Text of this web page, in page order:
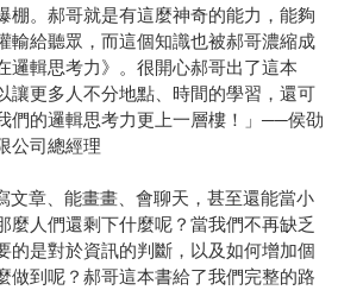
棚。郝哥就是有這麼神奇的能力，能夠
輸給聽眾，而這個知識也被郝哥濃縮成
邏輯思考力》。很開心郝哥出了這本
讓更多人不分地點、時間的學習，還可
們的邏輯思考力更上一層樓！」──侯劭
公司總經理
文章、能畫畫、會聊天，甚至還能當小
麼人們還剩下什麼呢？當我們不再缺乏
的是對於資訊的判斷，以及如何增加個
做到呢？郝哥這本書給了我們完整的路